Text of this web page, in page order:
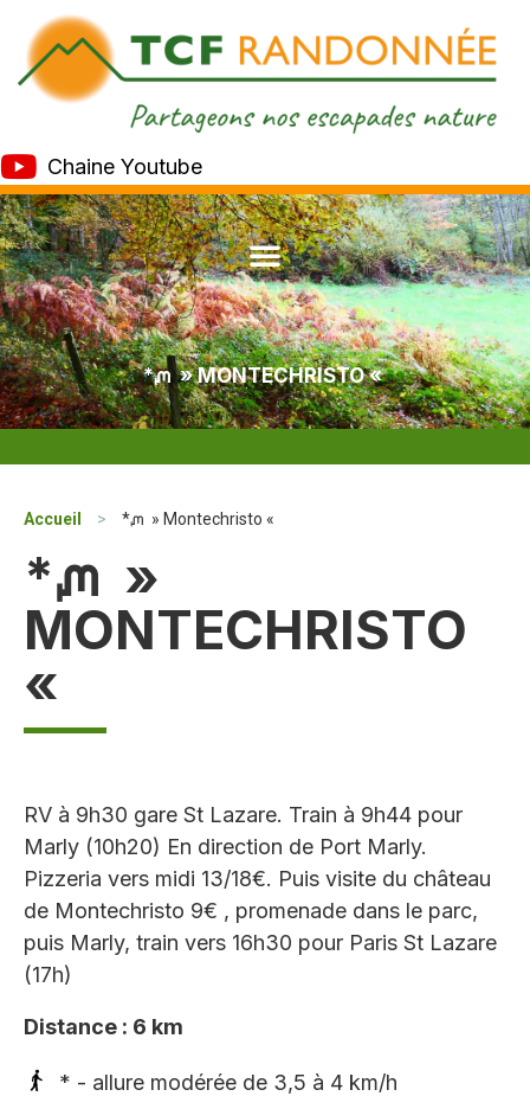
Chaine Youtube
*ᘻ » MONTECHRISTO «
Accueil > *ᘻ » Montechristo «
*ᘻ »
MONTECHRISTO
«
RV à 9h30 gare St Lazare. Train à 9h44 pour
Marly (10h20) En direction de Port Marly.
Pizzeria vers midi 13/18€. Puis visite du château
de Montechristo 9€ , promenade dans le parc,
puis Marly, train vers 16h30 pour Paris St Lazare
(17h)
Distance : 6 km
* - allure modérée de 3,5 à 4 km/h